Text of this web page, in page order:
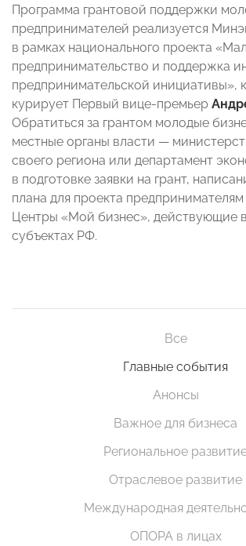
Программа грантовой поддержки
предпринимателей реализуется
в рамках национального проекта
предпринимательство и поддержка
предпринимательской инициативы»,
курирует Первый вице-премьер
Обратиться за грантом молодые
местные органы власти —
своего региона или департамент
в подготовке заявки на грант,
плана для проекта
Центры «Мой бизнес», действующие
субъектах РФ.
Все
Главные события
Анонсы
Важное для бизнеса
Региональное
Отраслевое развитие
Международная
ОПОРА в лицах